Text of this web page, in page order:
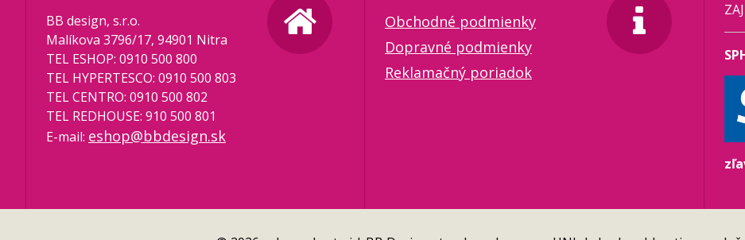
BB design, s.r.o.
Malíkova 3796/17, 94901 Nitra
TEL ESHOP: 0910 500 800
TEL HYPERTESCO: 0910 500 803
TEL CENTRO: 0910 500 802
TEL REDHOUSE: 910 500 801
E-mail: eshop@bbdesign.sk
Obchodné podmienky
Dopravné podmienky
Reklamačný poriadok